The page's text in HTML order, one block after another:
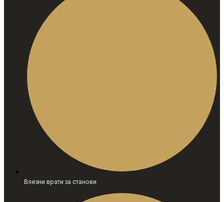
Влезни врати за станови